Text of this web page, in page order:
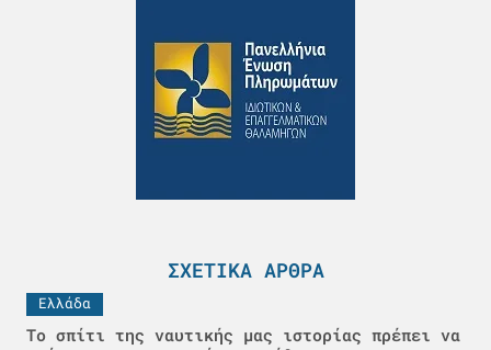
ΣΧΕΤΙΚΆ ΆΡΘΡΑ
Ελλάδα
Το σπίτι της ναυτικής μας ιστορίας πρέπει να